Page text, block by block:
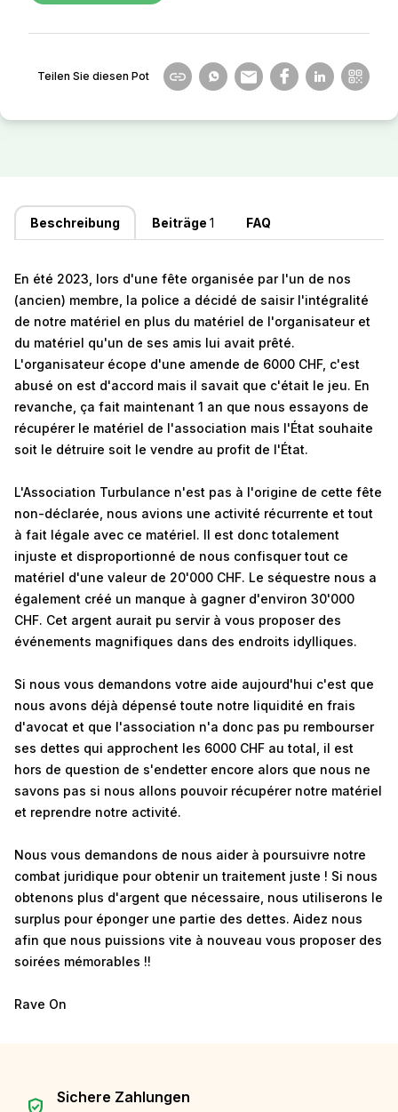
Teilen Sie diesen Pot
Beschreibung Beiträge 1 FAQ
En été 2023, lors d'une fête organisée par l'un de nos
(ancien) membre, la police a décidé de saisir l'intégralité
de notre matériel en plus du matériel de l'organisateur et
du matériel qu'un de ses amis lui avait prêté.
L'organisateur écope d'une amende de 6000 CHF, c'est
abusé on est d'accord mais il savait que c'était le jeu. En
revanche, ça fait maintenant 1 an que nous essayons de
récupérer le matériel de l'association mais l'État souhaite
soit le détruire soit le vendre au profit de l'État.
L'Association Turbulance n'est pas à l'origine de cette fête
non-déclarée, nous avions une activité récurrente et tout
à fait légale avec ce matériel. Il est donc totalement
injuste et disproportionné de nous confisquer tout ce
matériel d'une valeur de 20'000 CHF. Le séquestre nous a
également créé un manque à gagner d'environ 30'000
CHF. Cet argent aurait pu servir à vous proposer des
événements magnifiques dans des endroits idylliques.
Si nous vous demandons votre aide aujourd'hui c'est que
nous avons déjà dépensé toute notre liquidité en frais
d'avocat et que l'association n'a donc pas pu rembourser
ses dettes qui approchent les 6000 CHF au total, il est
hors de question de s'endetter encore alors que nous ne
savons pas si nous allons pouvoir récupérer notre matériel
et reprendre notre activité.
Nous vous demandons de nous aider à poursuivre notre
combat juridique pour obtenir un traitement juste ! Si nous
obtenons plus d'argent que nécessaire, nous utiliserons le
surplus pour éponger une partie des dettes. Aidez nous
afin que nous puissions vite à nouveau vous proposer des
soirées mémorables !!
Rave On
Sichere Zahlungen